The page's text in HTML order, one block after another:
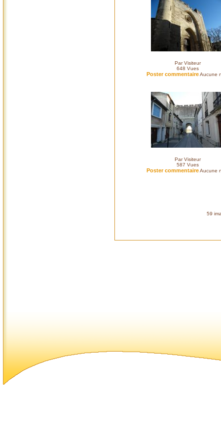
Par Visiteur
648 Vues
Poster commentaireAucune
Par Visiteur
587 Vues
Poster commentaireAucune
59